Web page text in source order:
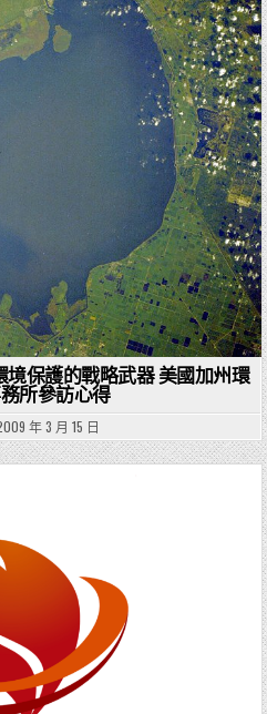
保護的戰略武器 美國加州環
所參訪心得
年 3 月 15 日